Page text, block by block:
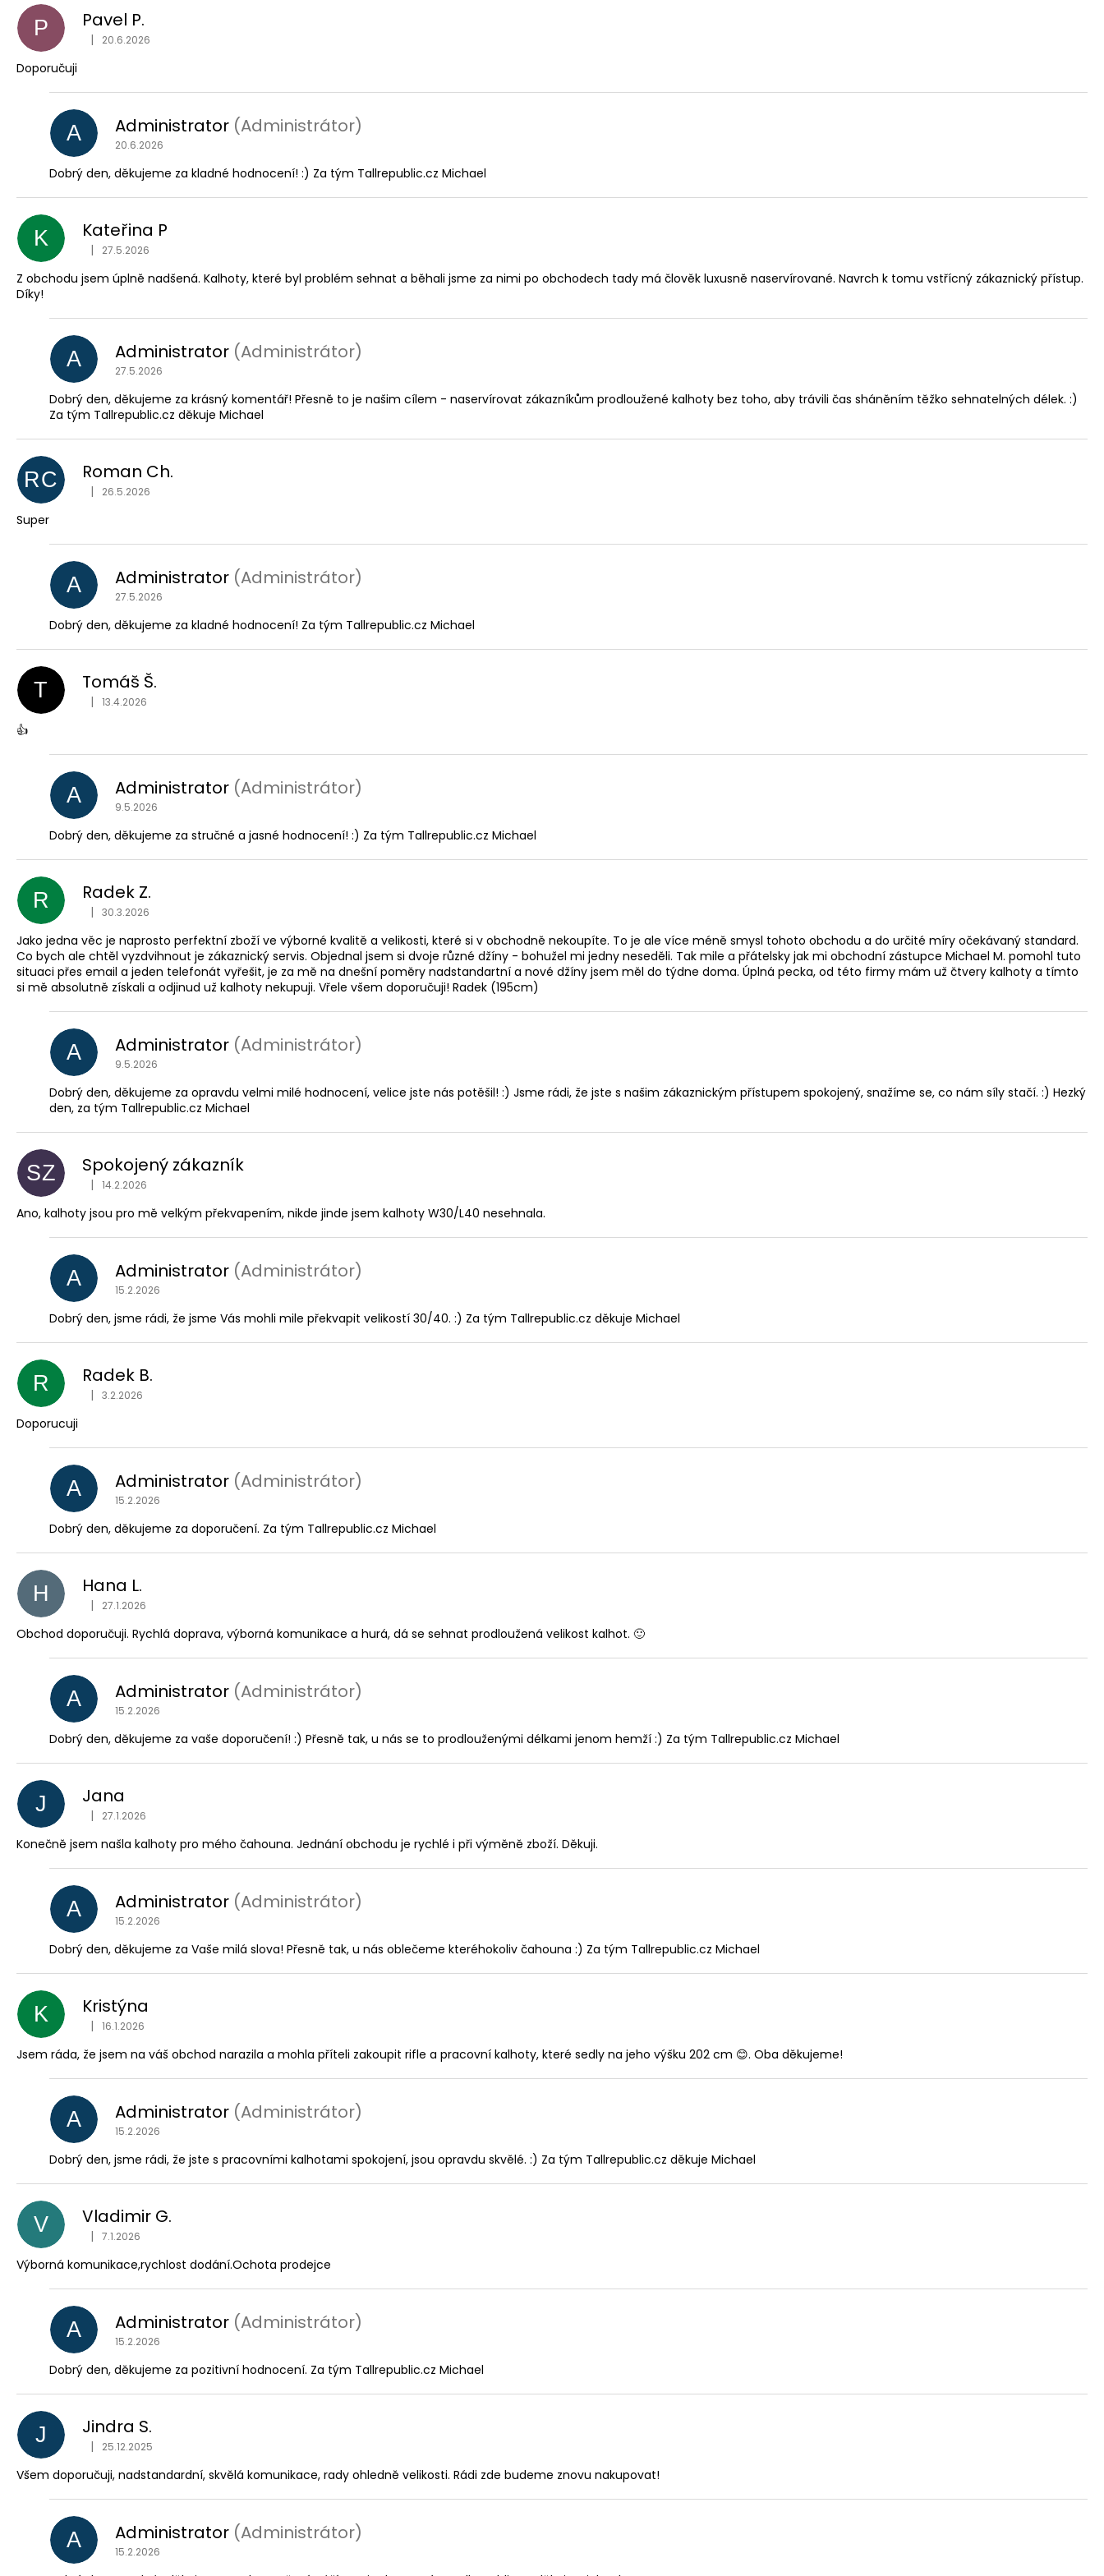
p
i
s
c
e
n
í
P Pavel P.
Hodnocení obchodu je 5 z 5 hvězdiček.
| 20.6.2026
Doporučuji
A Administrator (Administrátor)
20.6.2026
Dobrý den, děkujeme za kladné hodnocení! :) Za tým Tallrepublic.cz Michael
K Kateřina P
Hodnocení obchodu je 5 z 5 hvězdiček.
| 27.5.2026
Z obchodu jsem úplně nadšená. Kalhoty, které byl problém sehnat a běhali jsme za nimi po obchodech tady má člověk luxusně naservírované. Navrch k tomu vstřícný zákaznický přístup.
Díky!
A Administrator (Administrátor)
27.5.2026
Dobrý den, děkujeme za krásný komentář! Přesně to je našim cílem - naservírovat zákazníkům prodloužené kalhoty bez toho, aby trávili čas sháněním těžko sehnatelných délek. :)
Za tým Tallrepublic.cz děkuje Michael
RC Roman Ch.
Hodnocení obchodu je 5 z 5 hvězdiček.
| 26.5.2026
Super
A Administrator (Administrátor)
27.5.2026
Dobrý den, děkujeme za kladné hodnocení! Za tým Tallrepublic.cz Michael
T Tomáš Š.
Hodnocení obchodu je 5 z 5 hvězdiček.
| 13.4.2026
👍
A Administrator (Administrátor)
9.5.2026
Dobrý den, děkujeme za stručné a jasné hodnocení! :) Za tým Tallrepublic.cz Michael
R Radek Z.
Hodnocení obchodu je 5 z 5 hvězdiček.
| 30.3.2026
Jako jedna věc je naprosto perfektní zboží ve výborné kvalitě a velikosti, které si v obchodně nekoupíte. To je ale více méně smysl tohoto obchodu a do určité míry očekávaný standard.
Co bych ale chtěl vyzdvihnout je zákaznický servis. Objednal jsem si dvoje různé džíny - bohužel mi jedny neseděli. Tak mile a přátelsky jak mi obchodní zástupce Michael M. pomohl tuto
situaci přes email a jeden telefonát vyřešit, je za mě na dnešní poměry nadstandartní a nové džíny jsem měl do týdne doma. Úplná pecka, od této firmy mám už čtvery kalhoty a tímto
si mě absolutně získali a odjinud už kalhoty nekupuji. Vřele všem doporučuji! Radek (195cm)
A Administrator (Administrátor)
9.5.2026
Dobrý den, děkujeme za opravdu velmi milé hodnocení, velice jste nás potěšil! :) Jsme rádi, že jste s našim zákaznickým přístupem spokojený, snažíme se, co nám síly stačí. :) Hezký
den, za tým Tallrepublic.cz Michael
SZ Spokojený zákazník
Hodnocení obchodu je 5 z 5 hvězdiček.
| 14.2.2026
Ano, kalhoty jsou pro mě velkým překvapením, nikde jinde jsem kalhoty W30/L40 nesehnala.
A Administrator (Administrátor)
15.2.2026
Dobrý den, jsme rádi, že jsme Vás mohli mile překvapit velikostí 30/40. :) Za tým Tallrepublic.cz děkuje Michael
R Radek B.
Hodnocení obchodu je 5 z 5 hvězdiček.
| 3.2.2026
Doporucuji
A Administrator (Administrátor)
15.2.2026
Dobrý den, děkujeme za doporučení. Za tým Tallrepublic.cz Michael
H Hana L.
Hodnocení obchodu je 5 z 5 hvězdiček.
| 27.1.2026
Obchod doporučuji. Rychlá doprava, výborná komunikace a hurá, dá se sehnat prodloužená velikost kalhot. 🙂
A Administrator (Administrátor)
15.2.2026
Dobrý den, děkujeme za vaše doporučení! :) Přesně tak, u nás se to prodlouženými délkami jenom hemží :) Za tým Tallrepublic.cz Michael
J Jana
Hodnocení obchodu je 5 z 5 hvězdiček.
| 27.1.2026
Konečně jsem našla kalhoty pro mého čahouna. Jednání obchodu je rychlé i při výměně zboží. Děkuji.
A Administrator (Administrátor)
15.2.2026
Dobrý den, děkujeme za Vaše milá slova! Přesně tak, u nás oblečeme kteréhokoliv čahouna :) Za tým Tallrepublic.cz Michael
K Kristýna
Hodnocení obchodu je 5 z 5 hvězdiček.
| 16.1.2026
Jsem ráda, že jsem na váš obchod narazila a mohla příteli zakoupit rifle a pracovní kalhoty, které sedly na jeho výšku 202 cm 😊. Oba děkujeme!
A Administrator (Administrátor)
15.2.2026
Dobrý den, jsme rádi, že jste s pracovními kalhotami spokojení, jsou opravdu skvělé. :) Za tým Tallrepublic.cz děkuje Michael
V Vladimir G.
Hodnocení obchodu je 5 z 5 hvězdiček.
| 7.1.2026
Výborná komunikace,rychlost dodání.Ochota prodejce
A Administrator (Administrátor)
15.2.2026
Dobrý den, děkujeme za pozitivní hodnocení. Za tým Tallrepublic.cz Michael
J Jindra S.
Hodnocení obchodu je 5 z 5 hvězdiček.
| 25.12.2025
Všem doporučuji, nadstandardní, skvělá komunikace, rady ohledně velikosti. Rádi zde budeme znovu nakupovat!
A Administrator (Administrátor)
15.2.2026
PRODLOUŽENÉ
2 499 Kč